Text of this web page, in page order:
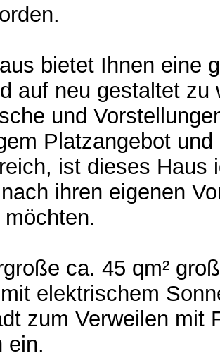
bietet Ihnen eine
auf neu gestaltet zu
und
Platzangebot
ist dieses Haus
ihren eigenen
ca. 45 qm²
elektrischem
zum Verweilen mit
ein.